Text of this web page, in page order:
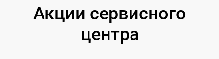
Акции сервисного
центра